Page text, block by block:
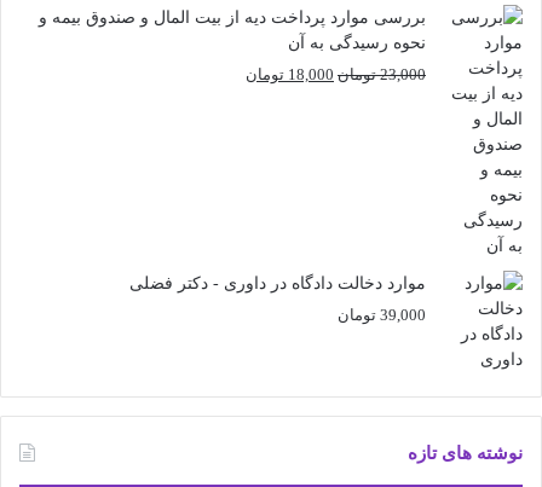
بررسی موارد پرداخت دیه از بیت المال و صندوق بیمه و
نحوه رسیدگی به آن
23,000 تومان قیمت
18,000 تومان
موارد دخالت دادگاه در داوری - دکتر فضلی
39,000 تومان
نوشته های تازه